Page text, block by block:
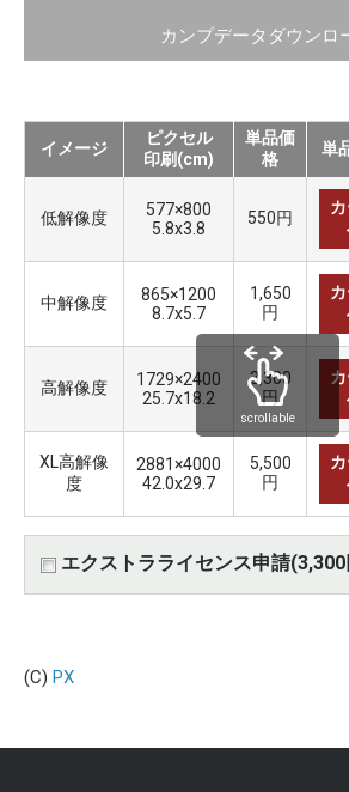
カンプデータダウンロ
イメージ
ピクセル
印刷(cm)
単品価
格
単
低解像度
577×800
5.8x3.8
550円
中解像度
865×1200
8.7x5.7
1,650
円
高解像度
1729×2400
25.7x18.2
3,300
円
XL高解像
度
2881×4000
42.0x29.7
5,500
円
エクストラライセンス申請
scrollable
(C) PX